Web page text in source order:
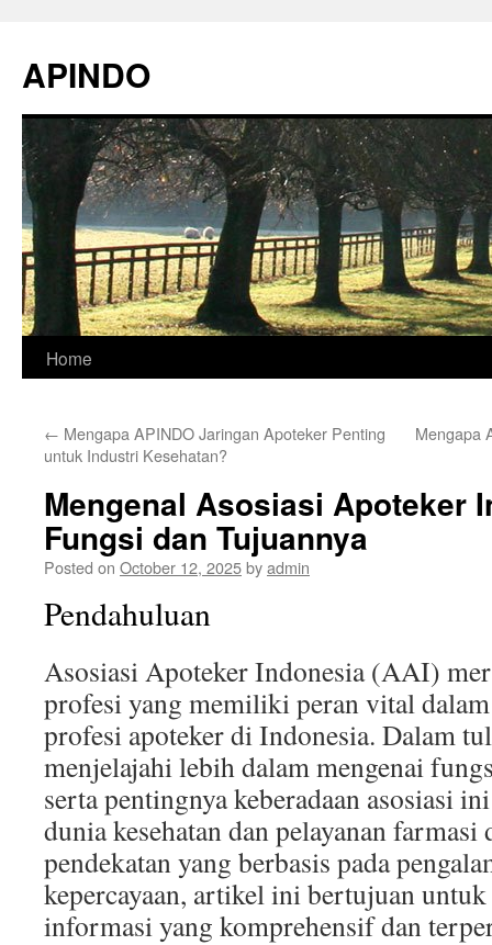
content
APINDO
Home
← Mengapa APINDO Jaringan Apoteker Penting
untuk Industri Kesehatan?
Mengapa
Mengenal Asosiasi Apoteker
Fungsi dan Tujuannya
Posted on October 12, 2025byadmin
Pendahuluan
Asosiasi Apoteker Indonesia (AAI)
profesi yang memiliki peran vital dalam
profesi apoteker di Indonesia. Dalam
menjelajahi lebih dalam mengenai
serta pentingnya keberadaan asosiasi
dunia kesehatan dan pelayanan
pendekatan yang berbasis pada
kepercayaan, artikel ini bertujuan
informasi yang komprehensif dan